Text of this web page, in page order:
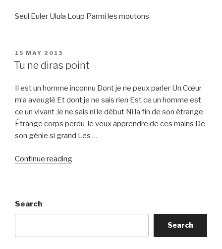
Seul Euler Ulula Loup Parmi les moutons
POSTED
ON
15 MAY 2013
Tu ne diras point
Il est un homme inconnu Dont je ne peux parler Un Cœur
m’a aveuglé Et dont je ne sais rien Est ce un homme est
ce un vivant Je ne sais ni le début Ni la fin de son étrange
Étrange corps perdu Je veux apprendre de ces mains De
son génie si grand Les …
Continue reading“Tu
Search
Search